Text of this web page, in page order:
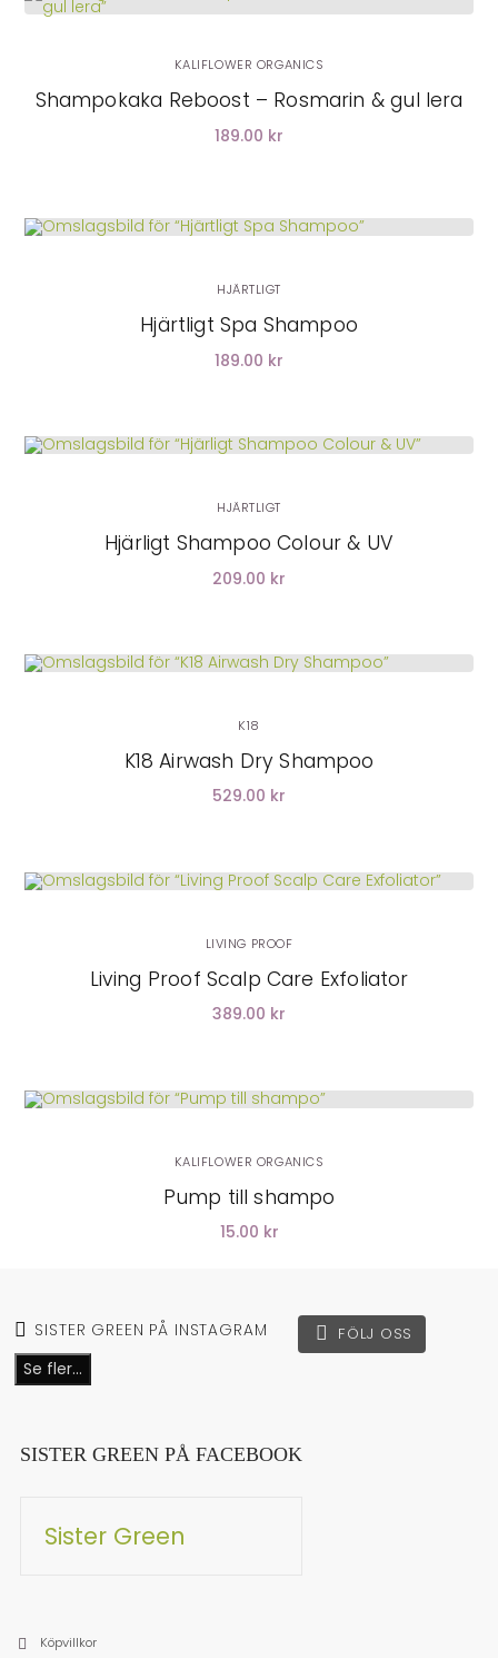
KALIFLOWER ORGANICS
Shampokaka Reboost – Rosmarin & gul lera
189.00 kr
LÄGG I VARUKORG
HJÄRTLIGT
Hjärtligt Spa Shampoo
189.00 kr
HJÄRTLIGT
Hjärligt Shampoo Colour & UV
209.00 kr
LÄGG I VARUKORG
K18
K18 Airwash Dry Shampoo
529.00 kr
LÄGG I VARUKORG
LIVING PROOF
Living Proof Scalp Care Exfoliator
389.00 kr
LÄGG I VARUKORG
KALIFLOWER ORGANICS
Pump till shampo
15.00 kr
SISTER GREEN PÅ INSTAGRAM FÖLJ OSS
Se fler...
SISTER GREEN PÅ FACEBOOK
Sister Green
Köpvillkor